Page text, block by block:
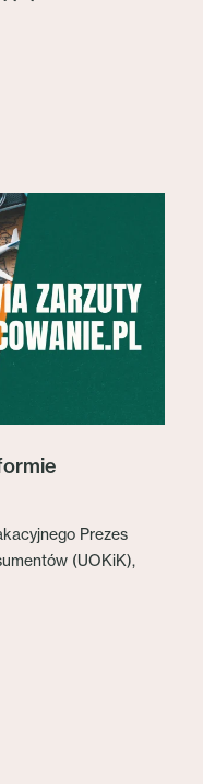
Prezes
(UOKiK),